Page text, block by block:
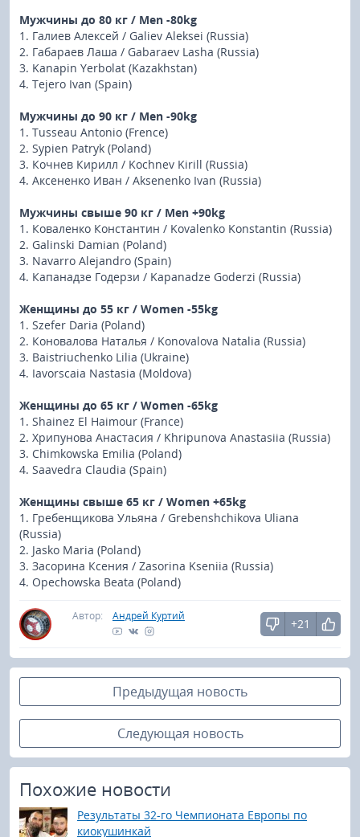
Мужчины до 80 кг / Men -80kg
1. Галиев Алексей / Galiev Aleksei (Russia)
2. Габараев Лаша / Gabaraev Lasha (Russia)
3. Kanapin Yerbolat (Kazakhstan)
4. Tejero Ivan (Spain)
Мужчины до 90 кг / Men -90kg
1. Tusseau Antonio (Frence)
2. Sypien Patryk (Poland)
3. Кочнев Кирилл / Kochnev Kirill (Russia)
4. Аксененко Иван / Aksenenko Ivan (Russia)
Мужчины свыше 90 кг / Men +90kg
1. Коваленко Константин / Kovalenko Konstantin (Russia)
2. Galinski Damian (Poland)
3. Navarro Alejandro (Spain)
4. Капанадзе Годерзи / Kapanadze Goderzi (Russia)
Женщины до 55 кг / Women -55kg
1. Szefer Daria (Poland)
2. Коновалова Наталья / Konovalova Natalia (Russia)
3. Baistriuchenko Lilia (Ukraine)
4. Iavorscaia Nastasia (Moldova)
Женщины до 65 кг / Women -65kg
1. Shainez El Haimour (France)
2. Хрипунова Анастасия / Khripunova Anastasiia (Russia)
3. Chimkowska Emilia (Poland)
4. Saavedra Claudia (Spain)
Женщины свыше 65 кг / Women +65kg
1. Гребенщикова Ульяна / Grebenshchikova Uliana
(Russia)
2. Jasko Maria (Poland)
3. Засорина Ксения / Zasorina Kseniia (Russia)
4. Opechowska Beata (Poland)
Автор: Андрей Куртий
+21
Предыдущая новость
Следующая новость
Похожие новости
Результаты 32-го Чемпионата Европы по
киокушинкай